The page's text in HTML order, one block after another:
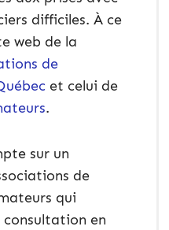
difficiles. À ce
web de la
de
et celui de
.
sur un
de
qui
en